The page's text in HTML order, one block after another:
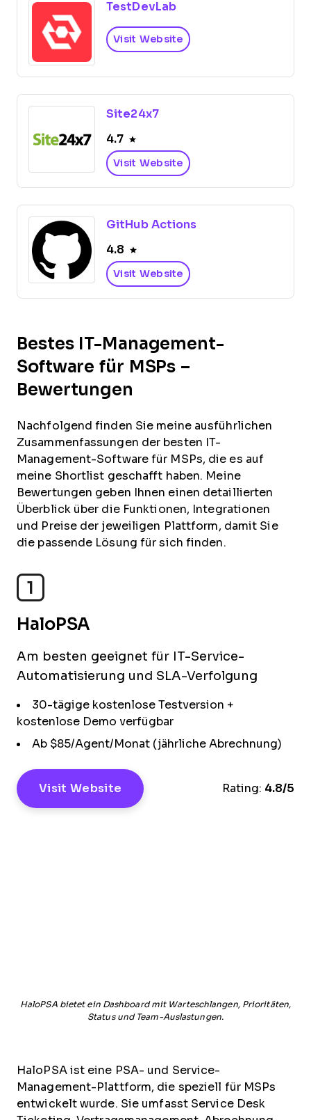
TestDevLab
Visit Website
Site24x7
4.7
Visit Website
GitHub Actions
4.8
Visit Website
Bestes IT-Management-
Software für MSPs –
Bewertungen
Nachfolgend finden Sie meine ausführlichen
Zusammenfassungen der besten IT-
Management-Software für MSPs, die es auf
meine Shortlist geschafft haben. Meine
Bewertungen geben Ihnen einen detaillierten
Überblick über die Funktionen, Integrationen
und Preise der jeweiligen Plattform, damit Sie
die passende Lösung für sich finden.
1
HaloPSA
Am besten geeignet für IT-Service-
Automatisierung und SLA-Verfolgung
30-tägige kostenlose Testversion +
kostenlose Demo verfügbar
Ab $85/Agent/Monat (jährliche Abrechnung)
Visit Website Rating: 4.8/5
HaloPSA bietet ein Dashboard mit Warteschlangen, Prioritäten,
Status und Team-Auslastungen.
HaloPSA ist eine PSA- und Service-
Management-Plattform, die speziell für MSPs
entwickelt wurde. Sie umfasst Service Desk